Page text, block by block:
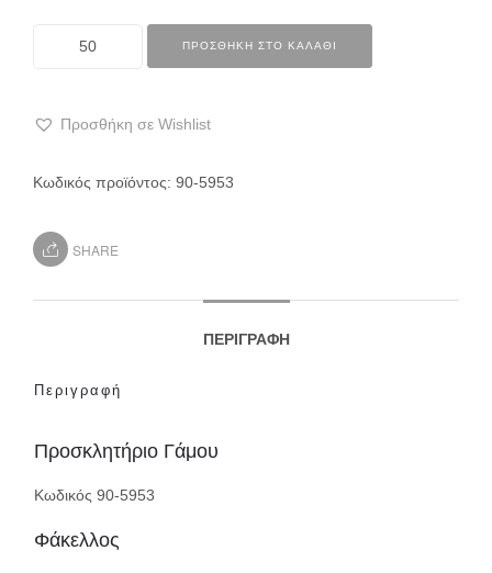
ΠΡΟΣΘΉΚΗ ΣΤΟ ΚΑΛΆΘΙ
Προσθήκη σε Wishlist
Κωδικός προϊόντος: 90-5953
SHARE
ΠΕΡΙΓΡΑΦΉ
Περιγραφή
Προσκλητήριο Γάμου
Κωδικός 90-5953
Φάκελλος